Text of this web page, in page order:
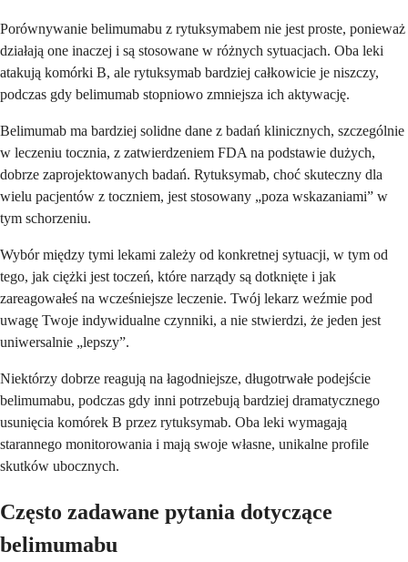
Porównywanie belimumabu z rytuksymabem nie jest proste, ponieważ
działają one inaczej i są stosowane w różnych sytuacjach. Oba leki
atakują komórki B, ale rytuksymab bardziej całkowicie je niszczy,
podczas gdy belimumab stopniowo zmniejsza ich aktywację.
Belimumab ma bardziej solidne dane z badań klinicznych, szczególnie
w leczeniu tocznia, z zatwierdzeniem FDA na podstawie dużych,
dobrze zaprojektowanych badań. Rytuksymab, choć skuteczny dla
wielu pacjentów z toczniem, jest stosowany „poza wskazaniami” w
tym schorzeniu.
Wybór między tymi lekami zależy od konkretnej sytuacji, w tym od
tego, jak ciężki jest toczeń, które narządy są dotknięte i jak
zareagowałeś na wcześniejsze leczenie. Twój lekarz weźmie pod
uwagę Twoje indywidualne czynniki, a nie stwierdzi, że jeden jest
uniwersalnie „lepszy”.
Niektórzy dobrze reagują na łagodniejsze, długotrwałe podejście
belimumabu, podczas gdy inni potrzebują bardziej dramatycznego
usunięcia komórek B przez rytuksymab. Oba leki wymagają
starannego monitorowania i mają swoje własne, unikalne profile
skutków ubocznych.
Często zadawane pytania dotyczące
belimumabu